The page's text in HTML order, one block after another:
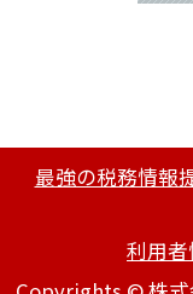
最強の税務情
利用